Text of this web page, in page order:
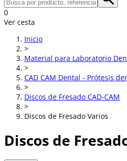
0
Ver cesta
Inicio
>
Material para Laboratorio
>
CAD CAM Dental - Prótesis
>
Discos de Fresado CAD-CAM
>
Discos de Fresado Varios
Discos de